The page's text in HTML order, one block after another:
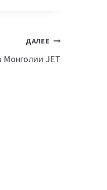
ДАЛЕЕ
Монголии JET